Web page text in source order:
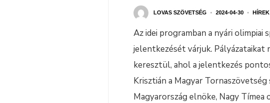
LOVAS SZÖVETSÉG • 2024-04-30 • HÍREK
Az idei programban a nyári
jelentkezését várjuk. Pályázataikat
keresztül, ahol a jelentkezés
Krisztián a Magyar
Magyarország elnöke, Nagy Tímea